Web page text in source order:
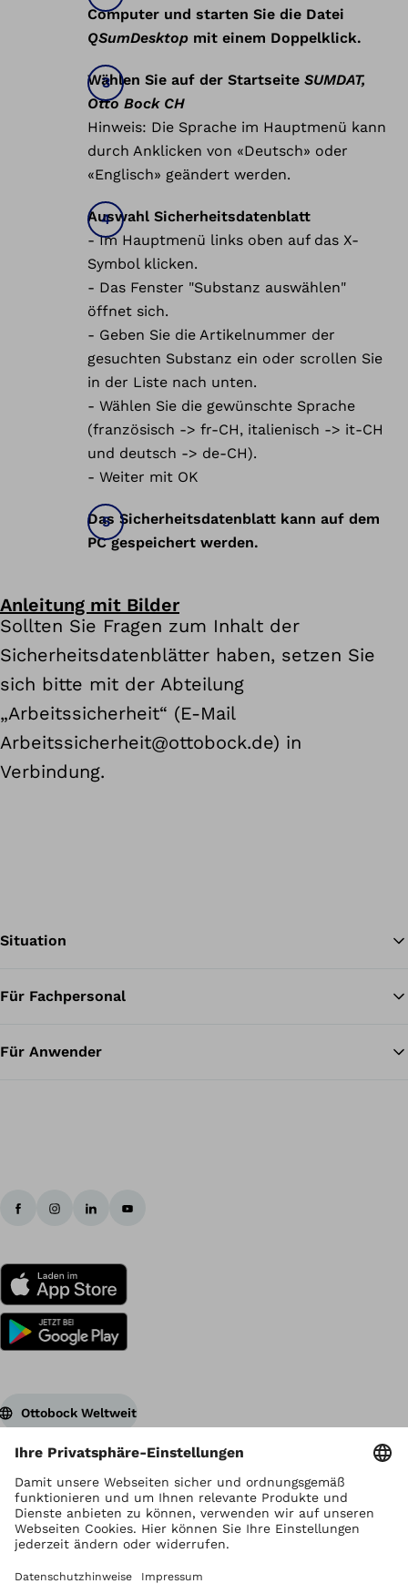
Computer und starten Sie die Datei
QSumDesktop mit einem Doppelklick.
Wählen Sie auf der Startseite SUMDAT,
Otto Bock CH
Hinweis: Die Sprache im Hauptmenü kann
durch Anklicken von «Deutsch» oder
«Englisch» geändert werden.
Auswahl Sicherheitsdatenblatt
- Im Hauptmenü links oben auf das X-
Symbol klicken.
- Das Fenster "Substanz auswählen"
öffnet sich.
- Geben Sie die Artikelnummer der
gesuchten Substanz ein oder scrollen Sie
in der Liste nach unten.
- Wählen Sie die gewünschte Sprache
(französisch -> fr-CH, italienisch -> it-CH
und deutsch -> de-CH).
- Weiter mit OK
Das Sicherheitsdatenblatt kann auf dem
PC gespeichert werden.
Anleitung mit Bilder
Sollten Sie Fragen zum Inhalt der
Sicherheitsdatenblätter haben, setzen Sie
sich bitte mit der Abteilung
„Arbeitssicherheit“ (E-Mail
Arbeitssicherheit@ottobock.de) in
Verbindung.
Situation
Für Fachpersonal
Für Anwender
Ottobock Weltweit
Urheberrecht liegt bei Ottobock
Datenschutzeinstellungen
Datenschutzhinweise
Nutzungsbedingungen